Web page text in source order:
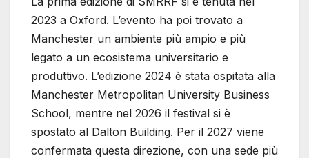
2023 a Oxford. L’evento ha poi trovato a
Manchester un ambiente più ampio e più
legato a un ecosistema universitario e
produttivo. L’edizione 2024 è stata ospitata alla
Manchester Metropolitan University Business
School, mentre nel 2026 il festival si è
spostato al Dalton Building. Per il 2027 viene
confermata questa direzione, con una sede più